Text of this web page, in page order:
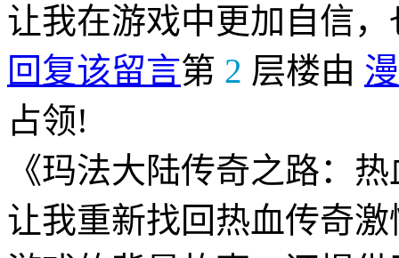
让我在游戏中更加自信
回复该留言第 2 层楼由
占领!
《玛法大陆传奇之路：
让我重新找回热血传奇